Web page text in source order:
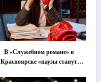
В «Служебном романе» в
Красноярске «паузы станут